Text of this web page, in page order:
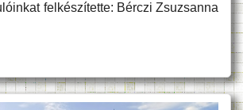
felkészítette: Bérczi Zsuzsanna